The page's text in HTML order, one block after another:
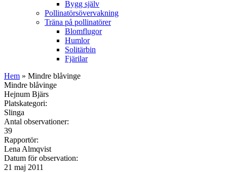
Bygg själv
Pollinatörsövervakning
Träna på pollinatörer
Blomflugor
Humlor
Solitärbin
Fjärilar
Hem » Mindre blåvinge
Mindre blåvinge
Hejnum Bjärs
Platskategori:
Slinga
Antal observationer:
39
Rapportör:
Lena Almqvist
Datum för observation:
21 maj 2011